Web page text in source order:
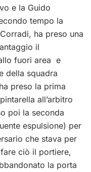
e la Guido
tempo la
ha preso una
il
fuori area e
della squadra
preso la prima
all’arbitro
poi la seconda
espulsione) per
che stava per
ciò il portiere,
la porta